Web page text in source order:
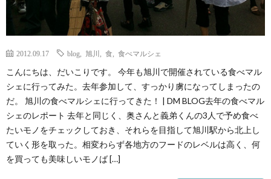
2012.09.17 blog 旭川 食 食べマルシェ
こんにちは、だいこりです。 今年も旭川で開催されている食べマル
シェに行ってみた。去年参加して、すっかり虜になってしまったの
だ。 旭川の食べマルシェに行ってきた！ | DM BLOG去年の食べマル
シェのレポート 去年と同じく、奥さんと義弟くんの3人で予め食べ
たいモノをチェックしておき、それらを目指して旭川駅から北上し
ていく形を取った。相変わらず各地方のフードのレベルは高く、何
を買っても美味しいモノば […]